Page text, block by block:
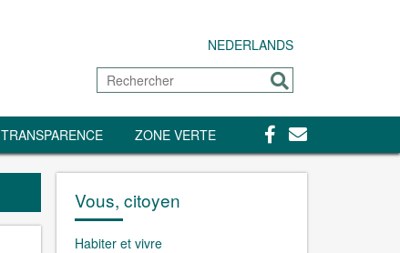
NEDERLANDS
Rechercher
Envoyer
TRANSPARENCE ZONE VERTE Facebook
Contact
Vous, citoyen
Habiter et vivre